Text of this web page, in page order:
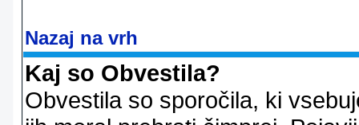
Nazaj na vrh
Kaj so Obvestila?
Obvestila so sporočila, ki